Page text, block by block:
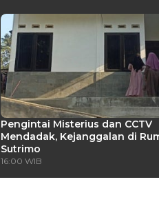
Pengintai Misterius dan CCTV
Mendadak, Kejanggalan di
Sutrimo
16:00 WIB